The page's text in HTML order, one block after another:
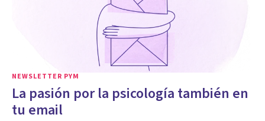
NEWSLETTER PYM
La pasión por la psicología también en
tu email